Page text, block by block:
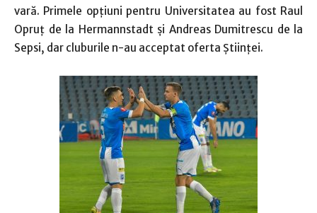
vară. Primele opţiuni pentru Universitatea au fost Raul
Opruţ de la Hermannstadt şi Andreas Dumitrescu de la
Sepsi, dar cluburile n-au acceptat oferta Ştiinţei.